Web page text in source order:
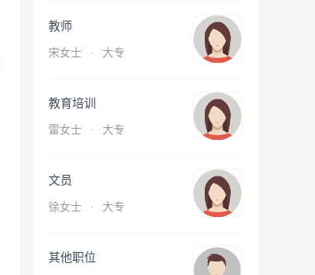
教师
宋女士 · 大专
教育培训
雷女士 · 大专
文员
徐女士 · 大专
其他职位